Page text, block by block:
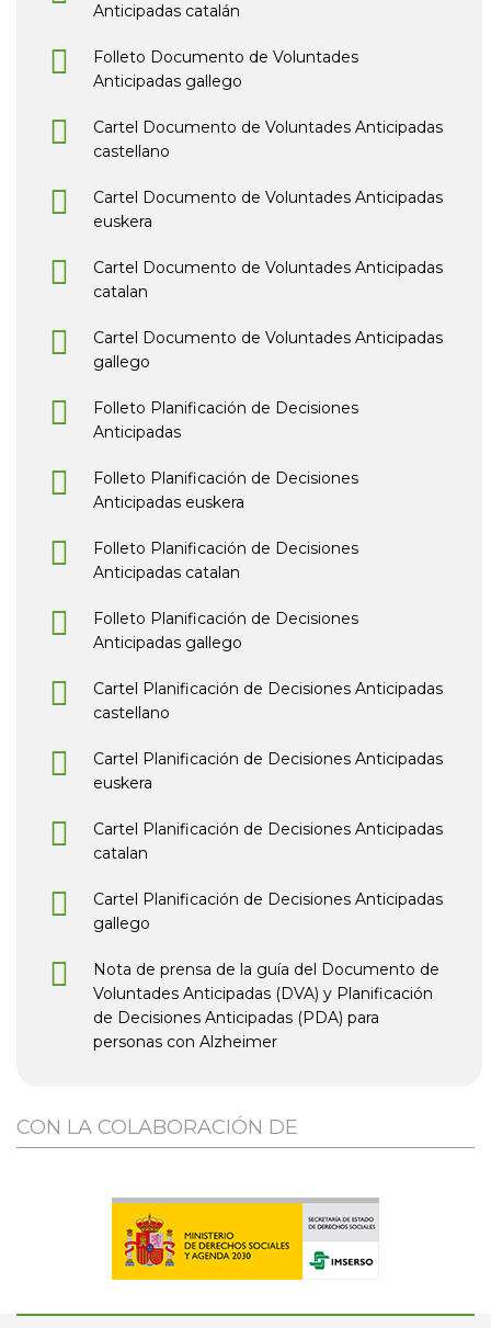
Anticipadas catalán
Folleto Documento de Voluntades
Anticipadas gallego
Cartel Documento de Voluntades Anticipadas
castellano
Cartel Documento de Voluntades Anticipadas
euskera
Cartel Documento de Voluntades Anticipadas
catalan
Cartel Documento de Voluntades Anticipadas
gallego
Folleto Planificación de Decisiones
Anticipadas
Folleto Planificación de Decisiones
Anticipadas euskera
Folleto Planificación de Decisiones
Anticipadas catalan
Folleto Planificación de Decisiones
Anticipadas gallego
Cartel Planificación de Decisiones Anticipadas
castellano
Cartel Planificación de Decisiones Anticipadas
euskera
Cartel Planificación de Decisiones Anticipadas
catalan
Cartel Planificación de Decisiones Anticipadas
gallego
Nota de prensa de la guía del Documento de
Voluntades Anticipadas (DVA) y Planificación
de Decisiones Anticipadas (PDA) para
personas con Alzheimer
CON LA COLABORACIÓN DE